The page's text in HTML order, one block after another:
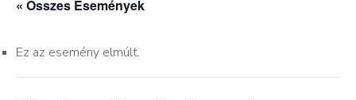
« Összes Események
Ez az esemény elmúlt.